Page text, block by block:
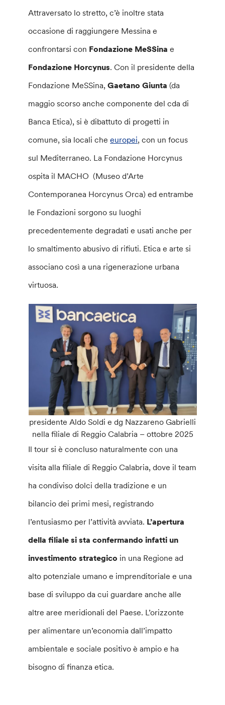
Attraversato lo stretto, c’è inoltre stata
occasione di raggiungere Messina e
confrontarsi con Fondazione MeSSina e
Fondazione Horcynus. Con il presidente della
Fondazione MeSSina,Gaetano Giunta (da
maggio scorso anche componente del cda di
Banca Etica), si è dibattuto di progetti in
comune, sia locali cheeuropei, con un focus
sul Mediterraneo. La Fondazione Horcynus
ospita il MACHO (Museo d’Arte
Contemporanea Horcynus Orca) ed entrambe
le Fondazioni sorgono su luoghi
precedentemente degradati e usati anche per
lo smaltimento abusivo di rifiuti. Etica e arte si
associano così a una rigenerazione urbana
virtuosa.
presidente Aldo Soldi e dg Nazzareno Gabrielli
nella filiale di Reggio Calabria – ottobre 2025
Il tour si è concluso naturalmente con una
visita alla filiale di Reggio Calabria, dove il team
ha condiviso dolci della tradizione e un
bilancio dei primi mesi, registrando
l’entusiasmo per l’attività avviata. L’apertura
della filiale si sta confermando infatti un
investimento strategico in una Regione ad
alto potenziale umano e imprenditoriale e una
base di sviluppo da cui guardare anche alle
altre aree meridionali del Paese. L’orizzonte
per alimentare un’economia dall’impatto
ambientale e sociale positivo è ampio e ha
bisogno di finanza etica.